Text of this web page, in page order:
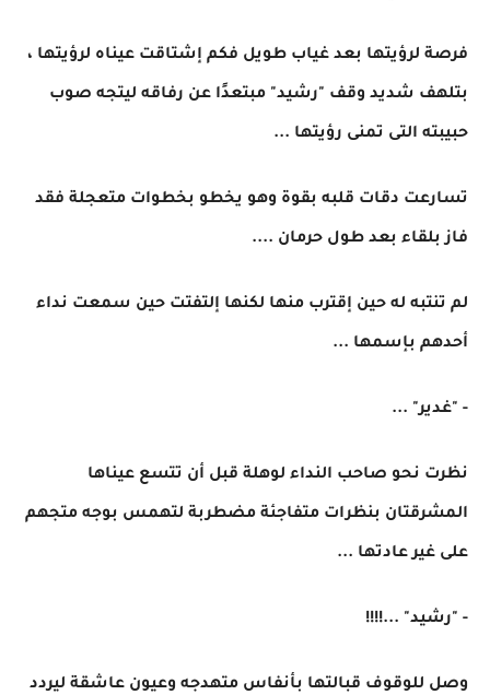
فرصة لرؤيتها بعد غياب طويل فكم إشتاقت عيناه لرؤيتها ،
بتلهف شديد وقف "رشيد" مبتعدًا عن رفاقه ليتجه صوب
حبيبته التى تمنى رؤيتها ...
تسارعت دقات قلبه بقوة وهو يخطو بخطوات متعجلة فقد
فاز بلقاء بعد طول حرمان ....
لم تنتبه له حين إقترب منها لكنها إلتفتت حين سمعت نداء
أحدهم بإسمها ...
- "غدير" ...
نظرت نحو صاحب النداء لوهلة قبل أن تتسع عيناها
المشرقتان بنظرات متفاجئة مضطربة لتهمس بوجه متجهم
على غير عادتها ...
- "رشيد" ...!!!!
وصل للوقوف قبالتها بأنفاس متهدجه وعيون عاشقة ليردد